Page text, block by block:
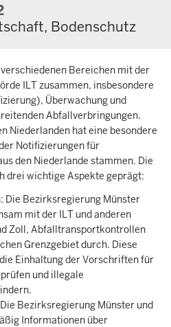
Bodenschutz
Bereichen mit der
ILT zusammen, insbesondere
Überwachung und
Abfallverbringungen.
Niederlanden hat eine besondere
Notifizierungen für
den Niederlande stammen. Die
drei wichtige Aspekte geprägt:
Die Bezirksregierung Münster
mit der ILT und anderen
Zoll, Abfalltransportkontrollen
Grenzgebiet durch. Diese
Einhaltung der Vorschriften für
und illegale
Bezirksregierung Münster und
Informationen über